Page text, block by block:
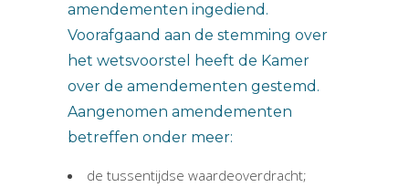
amendementen ingediend.
Voorafgaand aan de stemming over
het wetsvoorstel heeft de Kamer
over de amendementen gestemd.
Aangenomen amendementen
betreffen onder meer:
de tussentijdse waardeoverdracht;